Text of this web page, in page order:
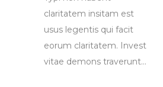
claritatem insitam est
usus legentis qui facit
eorum claritatem. Invest
vitae demons traverunt...